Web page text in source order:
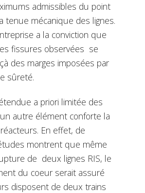
admissibles du point
tenue mécanique des lignes.
a la conviction que
fissures observées se
des marges imposées par
sûreté.
a priori limitée des
autre élément conforte la
En effet, de
montrent que même
de deux lignes RIS, le
du coeur serait assuré
disposent de deux trains